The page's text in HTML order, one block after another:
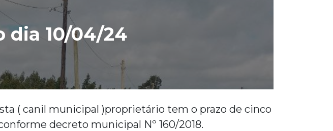
dia 10/04/24
( canil municipal )proprietário tem o prazo de cinco
decreto municipal Nº 160/2018.